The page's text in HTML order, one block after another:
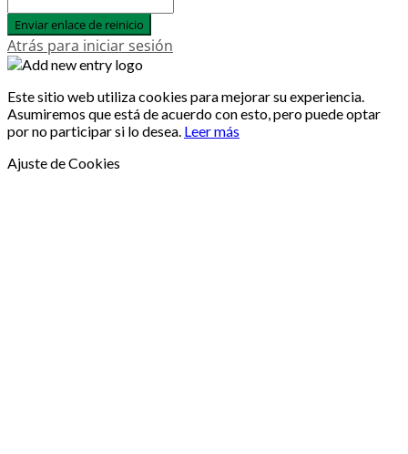
Enviar enlace de reinicio
Atrás para iniciar sesión
Este sitio web utiliza cookies para mejorar su experiencia.
Asumiremos que está de acuerdo con esto, pero puede optar
por no participar si lo desea. Leer más
Ajuste de Cookies